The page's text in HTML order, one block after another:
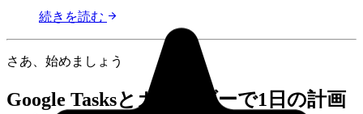
続きを読む arrow_forward
さあ、始めましょう
Google Tasksとカレンダーで1日の計画